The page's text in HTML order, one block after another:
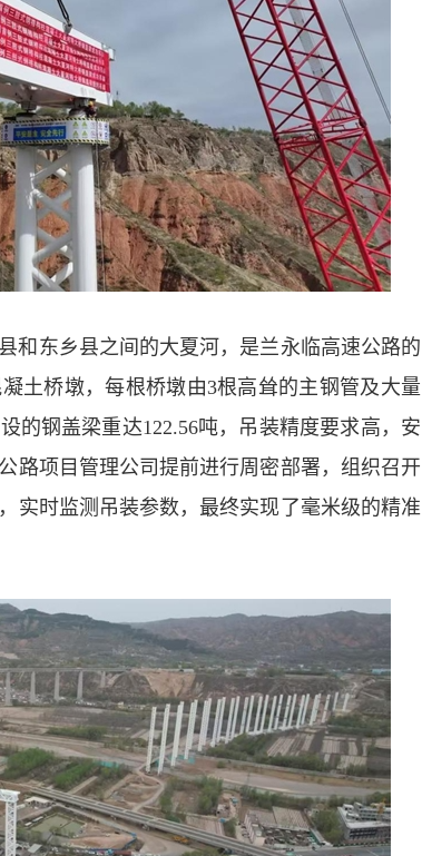
东乡县之间的大夏河，是兰永临高速公路的
土桥墩，每根桥墩由3根高耸的主钢管及大量
的钢盖梁重达122.56吨，吊装精度要求高，安
路项目管理公司提前进行周密部署，组织召开
实时监测吊装参数，最终实现了毫米级的精准